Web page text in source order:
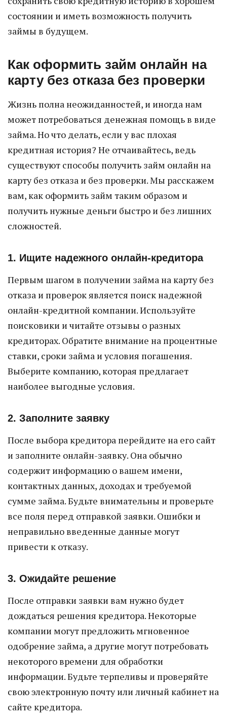
состоянии и иметь возможность получить
займы в будущем.
Как оформить займ онлайн на
карту без отказа без проверки
Жизнь полна неожиданностей, и иногда нам
может потребоваться денежная помощь в виде
займа. Но что делать, если у вас плохая
кредитная история? Не отчаивайтесь, ведь
существуют способы получить займ онлайн на
карту без отказа и без проверки. Мы расскажем
вам, как оформить займ таким образом и
получить нужные деньги быстро и без лишних
сложностей.
1. Ищите надежного онлайн-кредитора
Первым шагом в получении займа на карту без
отказа и проверок является поиск надежной
онлайн-кредитной компании. Используйте
поисковики и читайте отзывы о разных
кредиторах. Обратите внимание на процентные
ставки, сроки займа и условия погашения.
Выберите компанию, которая предлагает
наиболее выгодные условия.
2. Заполните заявку
После выбора кредитора перейдите на его сайт
и заполните онлайн-заявку. Она обычно
содержит информацию о вашем имени,
контактных данных, доходах и требуемой
сумме займа. Будьте внимательны и проверьте
все поля перед отправкой заявки. Ошибки и
неправильно введенные данные могут
привести к отказу.
3. Ожидайте решение
После отправки заявки вам нужно будет
дождаться решения кредитора. Некоторые
компании могут предложить мгновенное
одобрение займа, а другие могут потребовать
некоторого времени для обработки
информации. Будьте терпеливы и проверяйте
свою электронную почту или личный кабинет на
сайте кредитора.